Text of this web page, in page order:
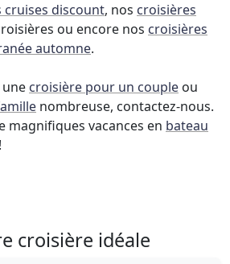
cruises discount, nos croisières
ou encore nos croisières
automne.
croisière pour un couple ou
nombreuse, contactez-nous.
magnifiques vacances en bateau
croisière idéale